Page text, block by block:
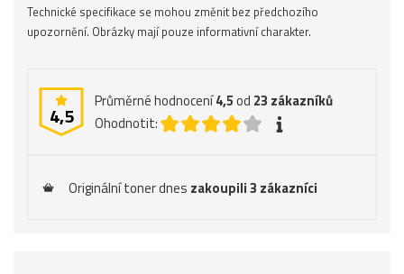
Technické specifikace se mohou změnit bez předchozího
upozornění. Obrázky mají pouze informativní charakter.
4,5
Průměrné hodnocení4,5od 23 zákazníků
Ohodnotit:
Originální toner dnes zakoupili 3 zákazníci